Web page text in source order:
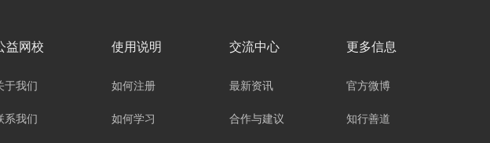
益网校
于我们
系我们
使用说明
如何注册
如何学习
交流中心
最新资讯
合作与建议
更多信息
官方微博
知行善道